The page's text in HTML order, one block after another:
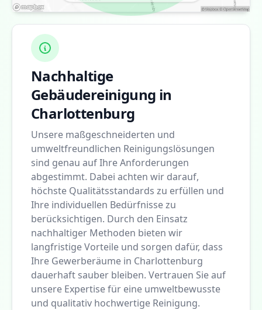
Nachhaltige
Gebäudereinigung in
Charlottenburg
Unsere maßgeschneiderten und
umweltfreundlichen Reinigungslösungen
sind genau auf Ihre Anforderungen
abgestimmt. Dabei achten wir darauf,
höchste Qualitätsstandards zu erfüllen und
Ihre individuellen Bedürfnisse zu
berücksichtigen. Durch den Einsatz
nachhaltiger Methoden bieten wir
langfristige Vorteile und sorgen dafür, dass
Ihre Gewerberäume in Charlottenburg
dauerhaft sauber bleiben. Vertrauen Sie auf
unsere Expertise für eine umweltbewusste
und qualitativ hochwertige Reinigung.